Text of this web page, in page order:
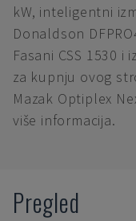
kW, inteligentni
Donaldson
Fasani CSS 1530
za kupnju ovog
Mazak Optiplex
više informacija.
Pregled